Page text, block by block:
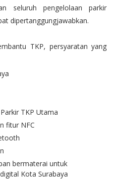
seluruh pengelolaan parkir
dipertanggungjawabkan.
TKP, persyaratan yang
TKP Utama
fitur NFC
bermaterai untuk
Kota Surabaya